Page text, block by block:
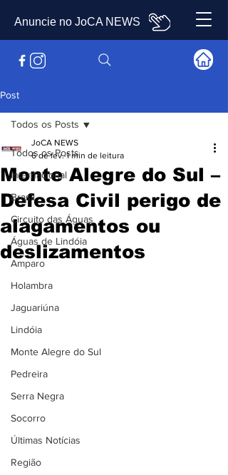
Anuncie no JoCA NEWS
Post
Todos os Posts
Internacional
Brasil
Circuito das Águas
Águas de Lindóia
Amparo
Holambra
Jaguariúna
Lindóia
Monte Alegre do Sul
Pedreira
Serra Negra
Socorro
Últimas Notícias
Região
Todos os Posts
Monte Alegre do Sul –
Defesa Civil perigo de
alagamentos ou
deslizamentos
JoCA NEWS
6 de fev. 1 min de leitura